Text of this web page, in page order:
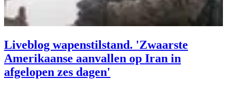
Liveblog wapenstilstand. 'Zwaarste
Amerikaanse aanvallen op Iran in
afgelopen zes dagen'